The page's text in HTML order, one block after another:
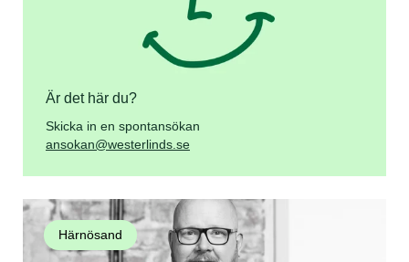
Är det här du?
Skicka in en spontansökan
ansokan@westerlinds.se
Härnösand